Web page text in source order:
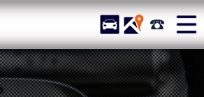
TUCグループ メルセデスベ
STOCK ACCESS 043-
在庫リスト